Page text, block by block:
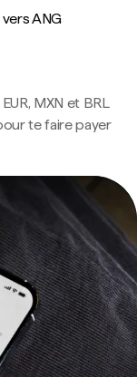
vers ANG
MXN et BRL
te faire payer